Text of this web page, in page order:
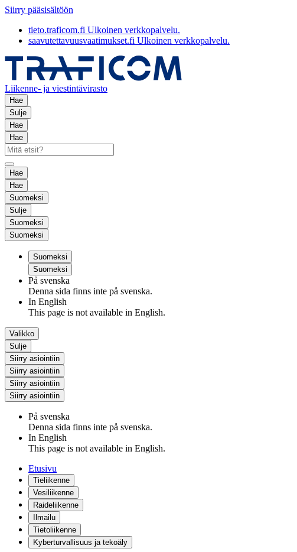
Siirry pääsisältöön
tieto.traficom.fi Ulkoinen verkkopalvelu.
saavutettavuusvaatimukset.fi Ulkoinen verkkopalvelu.
Liikenne- ja viestintävirasto
Hae
Sulje
Hae
Hae
Hae
Hae
Suomeksi
Sulje
Suomeksi
Suomeksi
Suomeksi
Suomeksi
På svenska
Denna sida finns inte på svenska.
In English
This page is not available in English.
Valikko
Sulje
Siirry asiointiin
Siirry asiointiin
Siirry asiointiin
Siirry asiointiin
På svenska
Denna sida finns inte på svenska.
In English
This page is not available in English.
Etusivu
Tieliikenne
Vesiliikenne
Raideliikenne
Ilmailu
Tietoliikenne
Kyberturvallisuus ja tekoäly